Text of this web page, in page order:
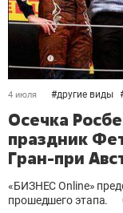
4 июля #другие виды
Осечка
праздник
Гран-при
«БИЗНЕС Online»
прошедшего этапа.